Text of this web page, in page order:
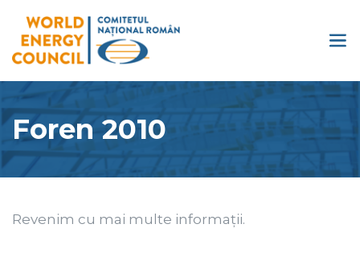
Foren 2010
Revenim cu mai multe informații.